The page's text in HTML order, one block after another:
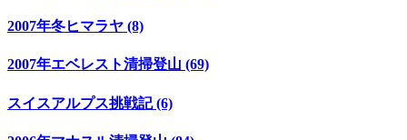
2007年冬ヒマラヤ (8)
2007年エベレスト清掃登山 (69)
スイスアルプス挑戦記 (6)